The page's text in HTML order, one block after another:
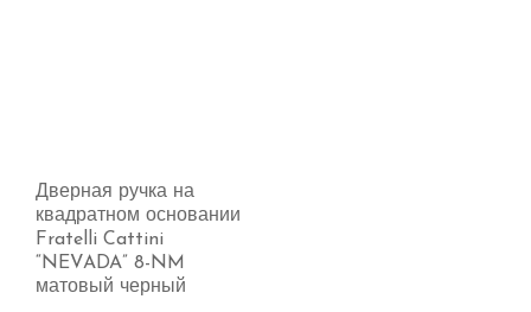
Дверная ручка на
квадратном основании
Fratelli Cattini
“NEVADA” 8-NM
матовый черный